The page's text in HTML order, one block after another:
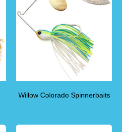
Willow Colorado Spinnerbaits